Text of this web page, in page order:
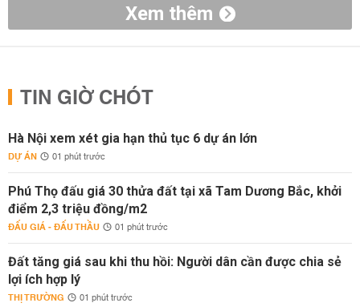
Xem thêm
TIN GIỜ CHÓT
Hà Nội xem xét gia hạn thủ tục 6 dự án lớn
DỰ ÁN 01 phút trước
Phú Thọ đấu giá 30 thửa đất tại xã Tam Dương Bắc, khởi
điểm 2,3 triệu đồng/m2
ĐẤU GIÁ - ĐẤU THẦU 01 phút trước
Đất tăng giá sau khi thu hồi: Người dân cần được chia sẻ
lợi ích hợp lý
THỊ TRƯỜNG 01 phút trước